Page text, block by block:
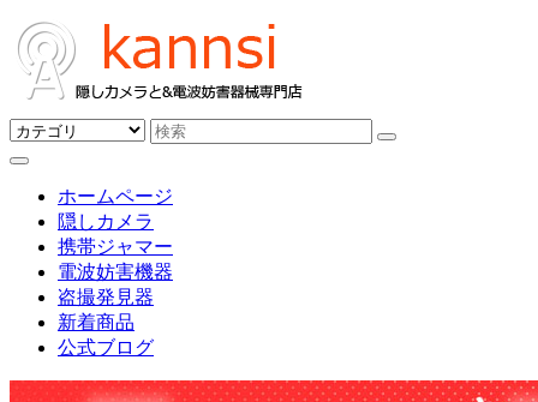
ホームページ
隠しカメラ
携帯ジャマー
電波妨害機器
盗撮発見器
新着商品
公式ブログ